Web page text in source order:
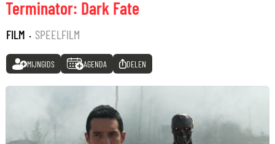
Terminator: Dark Fate
FILM · SPEELFILM
MIJNGIDS AGENDA DELEN